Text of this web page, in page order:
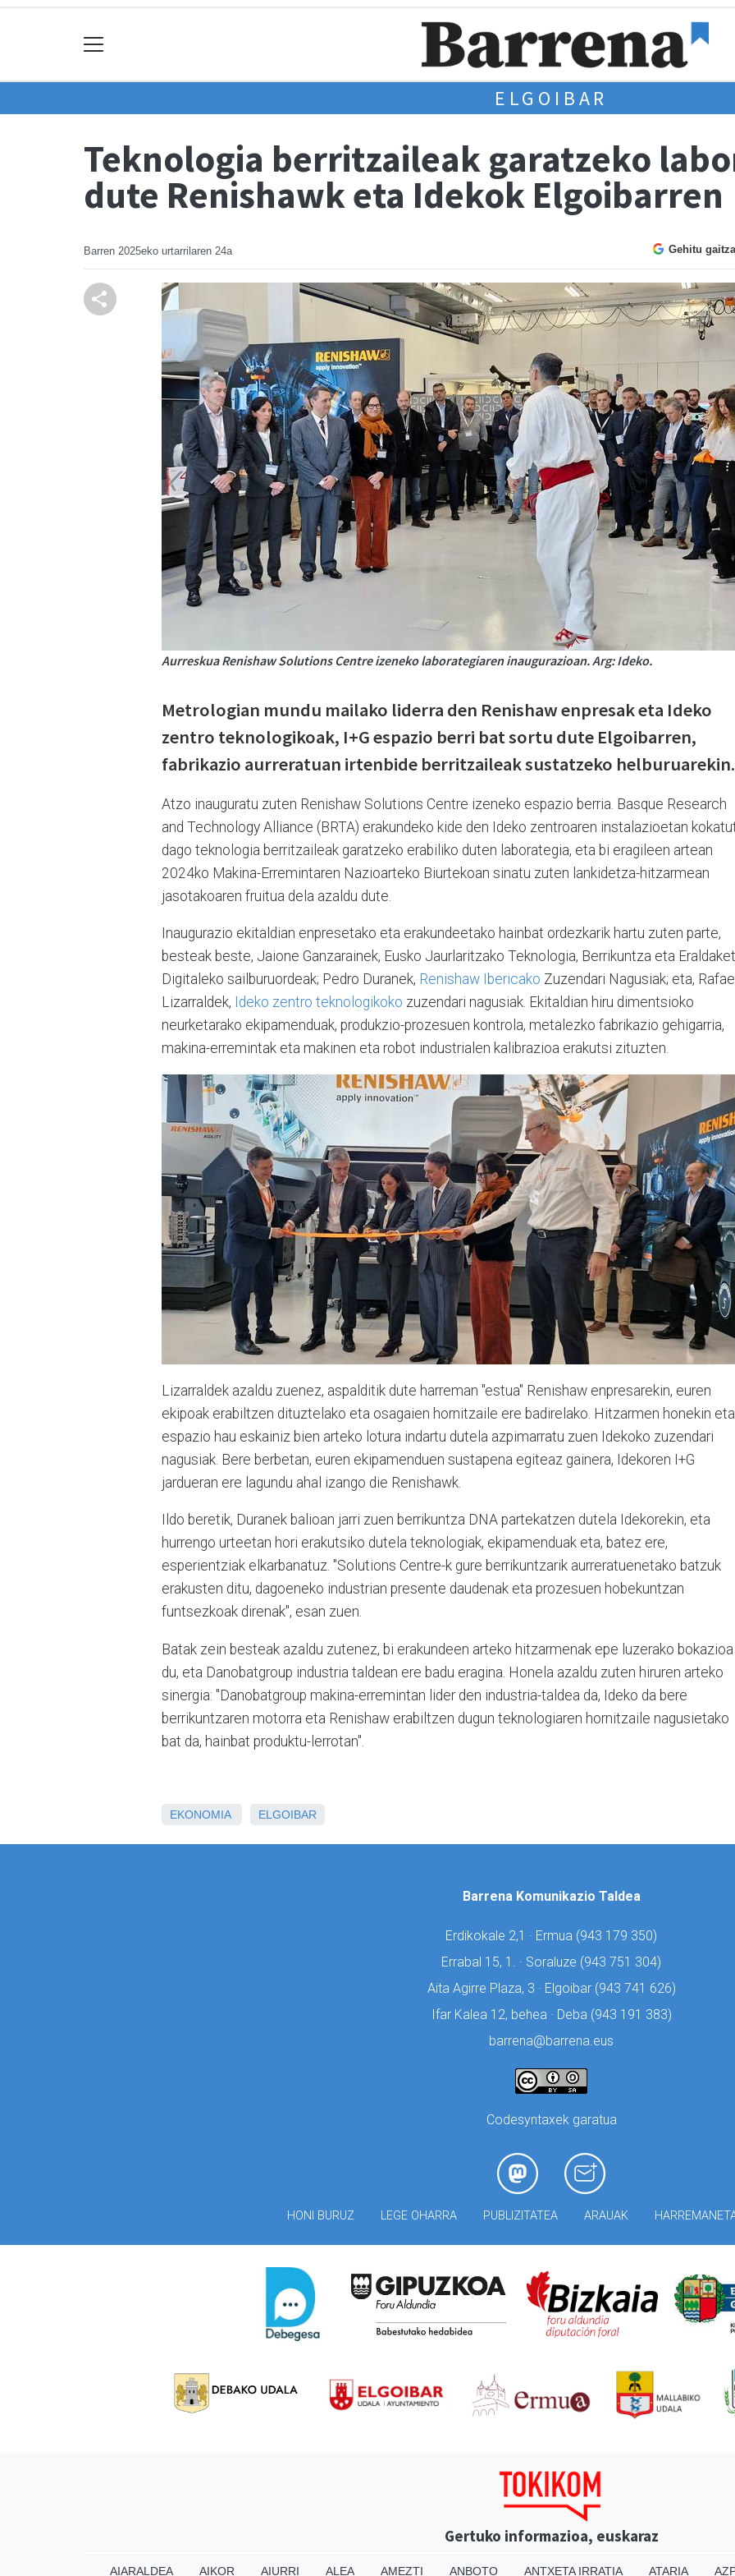
ELGOIBAR
Teknologia berritzaileak garatzeko
dute Renishawk eta Idekok Elgoibarren
Barren 2025eko urtarrilaren 24a Gehitu
Aurreskua Renishaw Solutions Centre izeneko laborategiaren inaugurazioan. Arg: Ideko.
Metrologian mundu mailako liderra den Renishaw enpresak eta Ideko
zentro teknologikoak, I+G espazio berri bat sortu dute Elgoibarren,
fabrikazio aurreratuan irtenbide berritzaileak sustatzeko helburuarekin.
Atzo inauguratu zuten Renishaw Solutions Centre izeneko espazio berria. Basque Research
and Technology Alliance (BRTA) erakundeko kide den Ideko zentroaren instalazioetan
dago teknologia berritzaileak garatzeko erabiliko duten laborategia, eta bi eragileen artean
2024ko Makina-Erremintaren Nazioarteko Biurtekoan sinatu zuten lankidetza-hitzarmean
jasotakoaren fruitua dela azaldu dute.
Inaugurazio ekitaldian enpresetako eta erakundeetako hainbat ordezkarik hartu zuten parte,
besteak beste, Jaione Ganzarainek, Eusko Jaurlaritzako Teknologia, Berrikuntza eta
Digitaleko sailburuordeak; Pedro Duranek, Renishaw Ibericako Zuzendari Nagusiak; eta, Rafael
Lizarraldek, Ideko zentro teknologikoko zuzendari nagusiak. Ekitaldian hiru dimentsioko
neurketarako ekipamenduak, produkzio-prozesuen kontrola, metalezko fabrikazio gehigarria,
makina-erremintak eta makinen eta robot industrialen kalibrazioa erakutsi zituzten.
Lizarraldek azaldu zuenez, aspalditik dute harreman "estua" Renishaw enpresarekin, euren
ekipoak erabiltzen dituztelako eta osagaien hornitzaile ere badirelako. Hitzarmen honekin eta
espazio hau eskainiz bien arteko lotura indartu dutela azpimarratu zuen Idekoko zuzendari
nagusiak. Bere berbetan, euren ekipamenduen sustapena egiteaz gainera, Idekoren I+G
jardueran ere lagundu ahal izango die Renishawk.
Ildo beretik, Duranek balioan jarri zuen berrikuntza DNA partekatzen dutela Idekorekin, eta
hurrengo urteetan hori erakutsiko dutela teknologiak, ekipamenduak eta, batez ere,
esperientziak elkarbanatuz. "Solutions Centre-k gure berrikuntzarik aurreratuenetako batzuk
erakusten ditu, dagoeneko industrian presente daudenak eta prozesuen hobekuntzan
funtsezkoak direnak", esan zuen.
Batak zein besteak azaldu zutenez, bi erakundeen arteko hitzarmenak epe luzerako bokazioa
du, eta Danobatgroup industria taldean ere badu eragina. Honela azaldu zuten hiruren arteko
sinergia: "Danobatgroup makina-erremintan lider den industria-taldea da, Ideko da bere
berrikuntzaren motorra eta Renishaw erabiltzen dugun teknologiaren hornitzaile nagusietako
bat da, hainbat produktu-lerrotan".
EKONOMIA ELGOIBAR
Barrena Komunikazio Taldea
Erdikokale 2,1 · Ermua (943 179 350)
Errabal 15, 1. · Soraluze (943 751 304)
Aita Agirre Plaza, 3 · Elgoibar (943 741 626)
Ifar Kalea 12, behea · Deba (943 191 383)
barrena@barrena.eus
Codesyntaxek garatua
HONI BURUZ LEGE OHARRA PUBLIZITATEA ARAUAK
Gertuko informazioa, euskaraz
AIARALDEA AIKOR AIURRI ALEA AMEZTI ANBOTO ANTXETA IRRATIA ATARIA